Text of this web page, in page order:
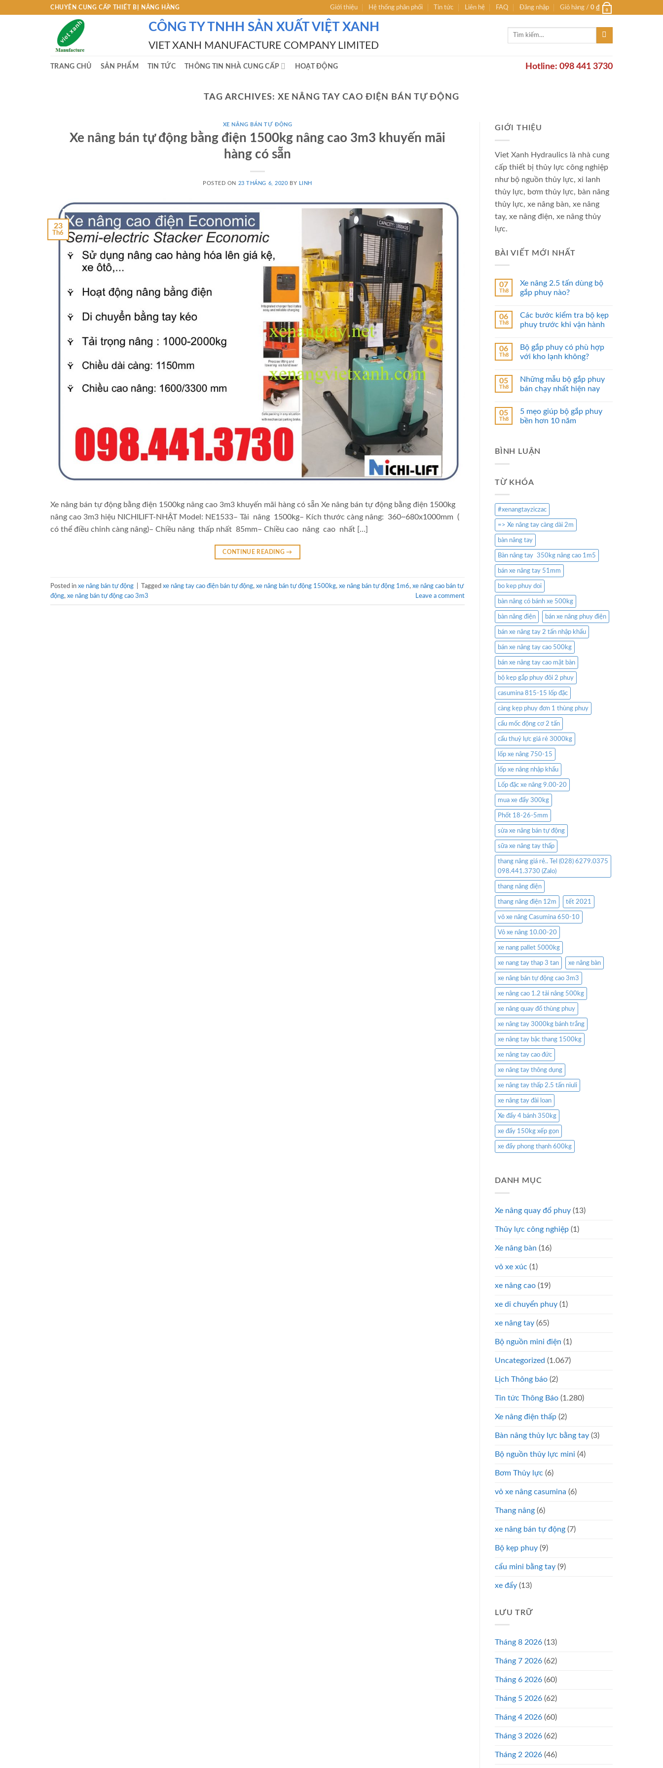
CHUYÊN CUNG CẤP THIẾT BỊ NÂNG HÀNG Giới thiệu Hệ thống phân phối Tin tức Liên hệ FAQ Đăng nhập Giỏ hàng / 0 ₫ 0
CÔNG TY TNHH SẢN XUẤT VIỆT XANH
VIET XANH MANUFACTURE COMPANY LIMITED
Tìm
TRANG CHỦ SẢN PHẨM TIN TỨC THÔNG TIN NHÀ CUNG CẤP HOẠT ĐỘNG Hotline: 098 441 3730
TAG ARCHIVES: XE NÂNG TAY CAO ĐIỆN BÁN TỰ ĐỘNG
XE NÂNG BÁN TỰ ĐỘNG
Xe nâng bán tự động bằng điện 1500kg nâng cao 3m3 khuyến mãi
hàng có sẵn
POSTED ON 23 THÁNG 6, 2020 BY LINH
23
Th6
Xe nâng bán tự động bằng điện 1500kg nâng cao 3m3 khuyến mãi hàng có sẵn Xe nâng bán tự động bằng điện 1500kg
nâng cao 3m3 hiệu NICHILIFT-NHẬT Model: NE1533– Tải nâng 1500kg– Kích thước càng nâng: 360~680x1000mm (
có thể điều chỉnh càng nâng)– Chiều nâng thấp nhất 85mm– Chiều cao nâng cao nhất […]
CONTINUE READING→
Posted in xe nâng bán tự động Tagged xe nâng tay cao điện bán tự động, xe nâng bán tự động 1500kg, xe nâng bán tự động 1m6, xe nâng cao bán tự
động, xe nâng bán tự động cao 3m3 Leave a comment
GIỚI THIỆU
Viet Xanh Hydraulics là nhà cung
cấp thiết bị thủy lực công nghiệp
như bộ nguồn thủy lực, xi lanh
thủy lực, bơm thủy lực, bàn nâng
thủy lực, xe nâng bàn, xe nâng
tay, xe nâng điện, xe nâng thủy
lực.
BÀI VIẾT MỚI NHẤT
07
Th8
Xe nâng 2.5 tấn dùng bộ
gắp phuy nào?
06
Th8
Các bước kiểm tra bộ kẹp
phuy trước khi vận hành
06
Th8
Bộ gắp phuy có phù hợp
với kho lạnh không?
05
Th8
Những mẫu bộ gắp phuy
bán chạy nhất hiện nay
05
Th8
5 mẹo giúp bộ gắp phuy
bền hơn 10 năm
BÌNH LUẬN
TỪ KHÓA
#xenangtayziczac
=> Xe nâng tay càng dài 2m
bàn nâng tay
Bàn nâng tay 350kg nâng cao 1m5
bán xe nâng tay 51mm
bo kep phuy doi
bàn nâng có bánh xe 500kg
bàn nâng điện bán xe nâng phuy điện
bán xe nâng tay 2 tấn nhập khẩu
bán xe nâng tay cao 500kg
bán xe nâng tay cao mặt bàn
bộ kẹp gắp phuy đôi 2 phuy
casumina 815-15 lốp đặc
càng kẹp phuy đơn 1 thùng phuy
cẩu mốc động cơ 2 tấn
cẩu thuỷ lực giá rẻ 3000kg
lốp xe nâng 750-15
lốp xe nâng nhập khẩu
Lốp đặc xe nâng 9.00-20
mua xe đẩy 300kg
Phốt 18-26-5mm
sửa xe nâng bán tự động
sữa xe nâng tay thấp
thang nâng giá rẻ.. Tel (028) 6279.0375
098.441.3730 (Zalo)
thang nâng điện
thang nâng điện 12m tết 2021
vỏ xe nâng Casumina 650-10
Vỏ xe nâng 10.00-20
xe nang pallet 5000kg
xe nang tay thap 3 tan xe nâng bàn
xe nâng bán tự động cao 3m3
xe nâng cao 1.2 tải nâng 500kg
xe nâng quay đổ thùng phuy
xe nâng tay 3000kg bánh trắng
xe nâng tay bậc thang 1500kg
xe nâng tay cao đức
xe nâng tay thông dụng
xe nâng tay thấp 2.5 tấn niuli
xe nâng tay đài loan
Xe đẩy 4 bánh 350kg
xe đẩy 150kg xếp gọn
xe đẩy phong thạnh 600kg
DANH MỤC
Xe nâng quay đổ phuy (13)
Thủy lực công nghiệp (1)
Xe nâng bàn (16)
vỏ xe xúc (1)
xe nâng cao (19)
xe di chuyển phuy (1)
xe nâng tay (65)
Bộ nguồn mini điện (1)
Uncategorized (1.067)
Lịch Thông báo (2)
Tin tức Thông Báo (1.280)
Xe nâng điện thấp (2)
Bàn nâng thủy lực bằng tay (3)
Bộ nguồn thủy lực mini (4)
Bơm Thủy lực (6)
vỏ xe nâng casumina (6)
Thang nâng (6)
xe nâng bán tự động (7)
Bộ kẹp phuy (9)
cẩu mini bằng tay (9)
xe đẩy (13)
LƯU TRỮ
Tháng 8 2026 (13)
Tháng 7 2026 (62)
Tháng 6 2026 (60)
Tháng 5 2026 (62)
Tháng 4 2026 (60)
Tháng 3 2026 (62)
Tháng 2 2026 (46)